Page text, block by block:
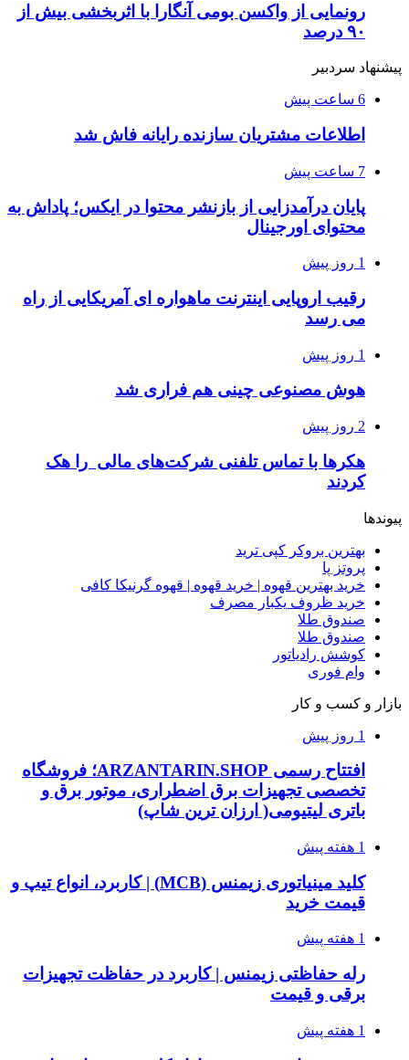
رونمایی از واکسن بومی آنگارا با اثربخشی بیش از
۹۰ درصد
پیشنهاد سردبیر
6 ساعت پیش
اطلاعات مشتریان سازنده رایانه فاش شد
7 ساعت پیش
پایان درآمدزایی از بازنشر محتوا در ایکس؛ پاداش به
محتوای اورجینال
1 روز پیش
رقیب اروپایی اینترنت ماهواره ای آمریکایی از راه
می رسد
1 روز پیش
هوش مصنوعی چینی هم فراری شد
2 روز پیش
هکرها با تماس تلفنی شرکت‌های مالی را هک
کردند
پیوندها
بهترین بروکر کپی ترید
پروتز پا
خرید بهترین قهوه | خرید قهوه | قهوه گرنیکا کافی
خرید ظروف یکبار مصرف
صندوق طلا
صندوق طلا
کوشش رادیاتور
وام فوری
بازار و کسب و کار
1 روز پیش
افتتاح رسمی ARZANTARIN.SHOP؛ فروشگاه
تخصصی تجهیزات برق اضطراری، موتور برق و
باتری لیتیومی( ارزان ترین شاپ)
1 هفته پیش
کلید مینیاتوری زیمنس (MCB) | کاربرد، انواع تیپ و
قیمت خرید
1 هفته پیش
رله حفاظتی زیمنس | کاربرد در حفاظت تجهیزات
برقی و قیمت
1 هفته پیش